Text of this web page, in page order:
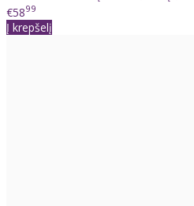
€5899
Į krepšelį